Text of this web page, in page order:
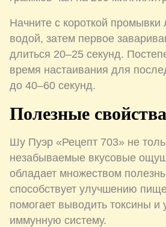
Начните с короткой промывки
водой, затем первое
длиться 20–25 секунд.
время настаивания для
до 40–60 секунд.
Полезные свойства
Шу Пуэр «Рецепт 703» не
незабываемые вкусовые
обладает множеством
способствует улучшению
помогает выводить токсины и
иммунную систему.